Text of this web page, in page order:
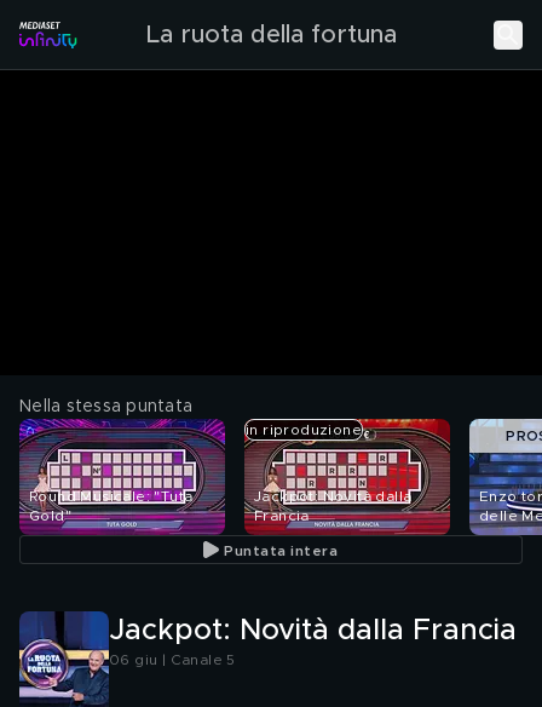
La ruota della fortuna
Nella stessa puntata
Round Musicale: "Tuta
Gold"
in riproduzione
Jackpot: Novità dalla
Francia
Enzo
delle
Puntata intera
Jackpot: Novità dalla Francia
06 giu | Canale 5